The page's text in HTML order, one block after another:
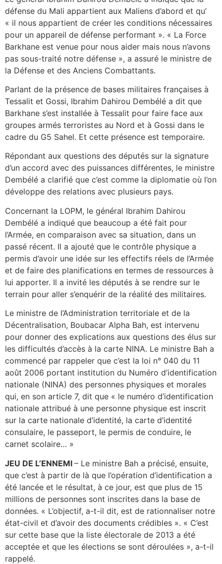
défense du Mali appartient aux Maliens d’abord et qu’
« il nous appartient de créer les conditions nécessaires
pour un appareil de défense performant ». « La Force
Barkhane est venue pour nous aider mais nous n’avons
pas sous-traité notre défense », a assuré le ministre de
la Défense et des Anciens Combattants.
Parlant de la présence de bases militaires françaises à
Tessalit et Gossi, Ibrahim Dahirou Dembélé a dit que
Barkhane s’est installée à Tessalit pour faire face aux
groupes armés terroristes au Nord et à Gossi dans le
cadre du G5 Sahel. Et cette présence est temporaire.
Répondant aux questions des députés sur la signature
d’un accord avec des puissances différentes, le ministre
Dembélé a clarifié que c’est comme la diplomatie où l’on
développe des relations avec plusieurs pays.
Concernant la LOPM, le général Ibrahim Dahirou
Dembélé a indiqué que beaucoup a été fait pour
l’Armée, en comparaison avec sa situation, dans un
passé récent. Il a ajouté que le contrôle physique a
permis d’avoir une idée sur les effectifs réels de l’Armée
et de faire des planifications en termes de ressources à
lui apporter. Il a invité les députés à se rendre sur le
terrain pour aller s’enquérir de la réalité des militaires.
Le ministre de l’Administration territoriale et de la
Décentralisation, Boubacar Alpha Bah, est intervenu
pour donner des explications aux questions des élus sur
les difficultés d’accès à la carte NINA. Le ministre Bah a
commencé par rappeler que c’est la loi n° 040 du 11
août 2006 portant institution du Numéro d’identification
nationale (NINA) des personnes physiques et morales
qui, en son article 7, dit que « le numéro d’identification
nationale attribué à une personne physique est inscrit
sur la carte nationale d’identité, la carte d’identité
consulaire, le passeport, le permis de conduire, le
carnet scolaire… »
JEU DE L’ENNEMI – Le ministre Bah a précisé, ensuite,
que c’est à partir de là que l’opération d’identification a
été lancée et le résultat, à ce jour, est que plus de 15
millions de personnes sont inscrites dans la base de
données. « L’objectif, a-t-il dit, est de rationnaliser notre
état-civil et d’avoir des documents crédibles ». « C’est
sur cette base que la liste électorale de 2013 a été
acceptée et que les élections se sont déroulées », a-t-il
rappelé.